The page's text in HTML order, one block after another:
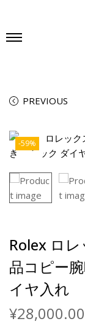
PREVIOUS
-59%
Rolex ロ
品コピー
イヤ入れ
¥28,000.00